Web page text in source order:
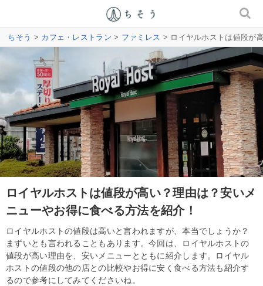
ちそう > カフェ・レストラン > ファミレス > ロイヤルホストは値段が
ロイヤルホストは値段が高い？理由は？安いメ
ニューやお得に食べる方法を紹介！
ロイヤルホストの値段は高いと言われますが、本当でしょうか？
まずいとも言われることもあります。今回は、ロイヤルホストの
値段が高い理由を、安いメニューとともに紹介します。ロイヤル
ホストの値段の他の店との比較やお得に安く食べる方法も紹介す
るので参考にしてみてくださいね。